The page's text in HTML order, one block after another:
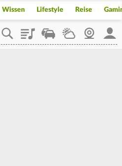
Wissen Lifestyle Reise
PlaylistStaupilotWetterWebcam